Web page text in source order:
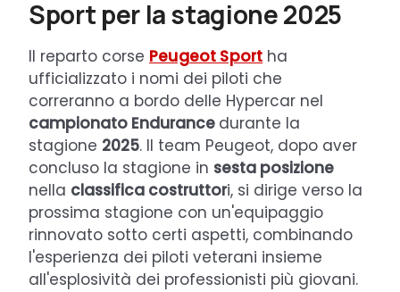
Sport per la stagione 2025
Il reparto corse Peugeot Sport ha
ufficializzato i nomi dei piloti che
correranno a bordo delle Hypercar nel
campionato Endurance durante la
stagione 2025. Il team Peugeot, dopo aver
concluso la stagione in sesta posizione
nella classifica costruttori, si dirige verso la
prossima stagione con un'equipaggio
rinnovato sotto certi aspetti, combinando
l'esperienza dei piloti veterani insieme
all'esplosività dei professionisti più giovani.